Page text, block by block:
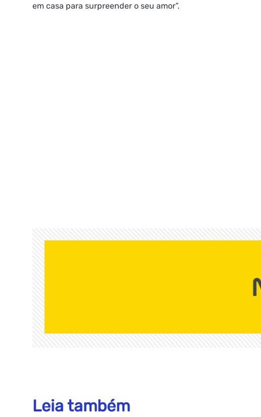
em casa para surpreender o seu amor”.
Leia também